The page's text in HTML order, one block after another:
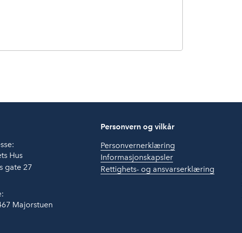
Hus
gate 27
Majorstuen
Personvern og vilkår
Personvernerklæring
Informasjonskapsler
Rettighets- og ansvarserklæring